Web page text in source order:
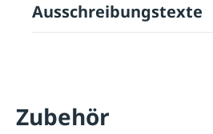
Ausschreibungstexte
Zubehör